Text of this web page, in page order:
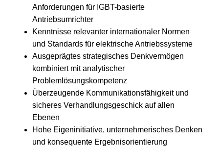
Anforderungen für IGBT-basierte
Antriebsumrichter
Kenntnisse relevanter internationaler Normen
und Standards für elektrische Antriebssysteme
Ausgeprägtes strategisches Denkvermögen
kombiniert mit analytischer
Problemlösungskompetenz
Überzeugende Kommunikationsfähigkeit und
sicheres Verhandlungsgeschick auf allen
Ebenen
Hohe Eigeninitiative, unternehmerisches Denken
und konsequente Ergebnisorientierung